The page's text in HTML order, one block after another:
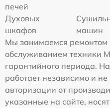
печей
Духовых
шкафов
машин
Мы занимаемся ремонтом
обслуживанием техники
гарантийного периода.
работает независимо и
авторизации от
указанные на сайте,